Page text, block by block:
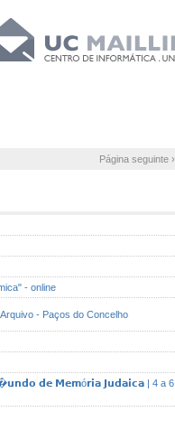
Página seguinte ›
- online
- Paços do Concelho
𝗱𝗲 𝗠𝗲𝗺ó𝗿𝗶𝗮 𝗝𝘂𝗱𝗮𝗶𝗰𝗮 | 4 a 6